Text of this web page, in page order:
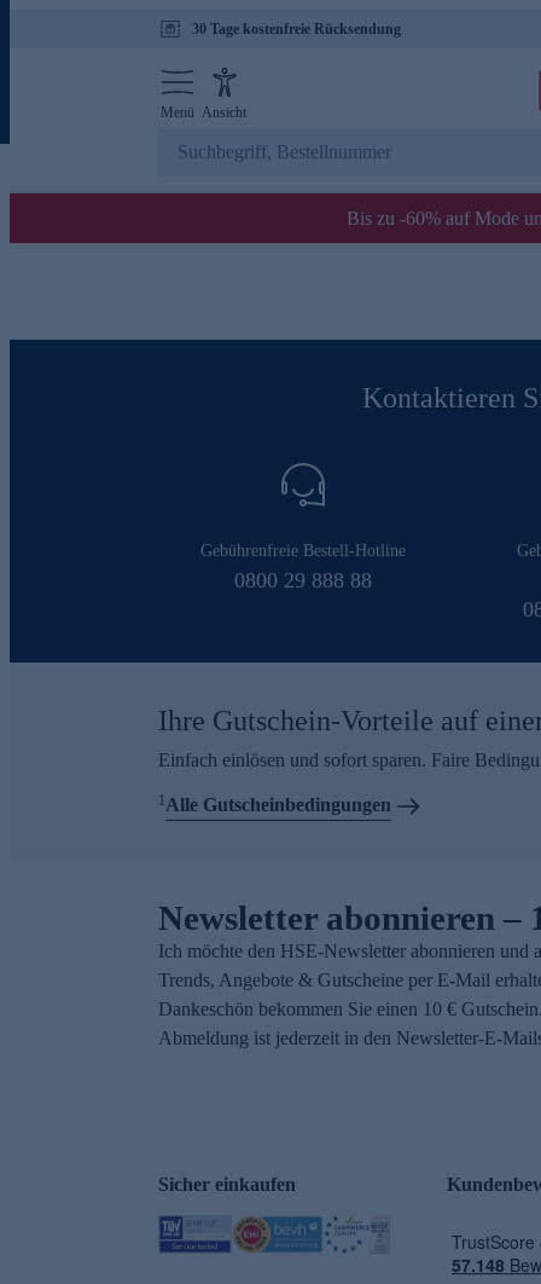
30 Tage kostenfreie Rücksendung
Menü Ansicht
Bis zu -60% auf Mode
Kontaktieren
Gebührenfreie Bestell-Hotline
0800 29 888 88
Ihre Gutschein-Vorteile auf
Einfach einlösen und sofort sparen. Faire
1Alle Gutscheinbedingungen
Newsletter abonnieren –
Ich möchte den HSE-Newsletter abonnieren und
Trends, Angebote & Gutscheine per E-Mail
Dankeschön bekommen Sie einen 10 €
Abmeldung ist jederzeit in den Newsletter-E-
Sicher einkaufen